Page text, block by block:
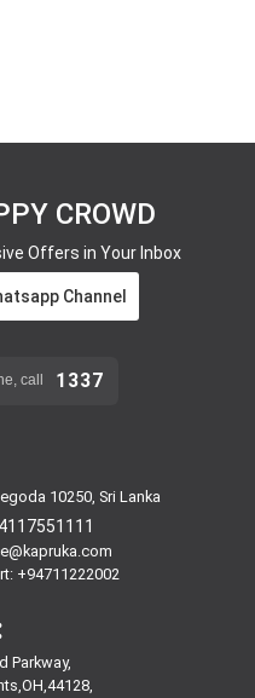
CROWD
Offers in Your Inbox
Channel
call 1337
10250, Sri Lanka
+94711222002
Parkway,